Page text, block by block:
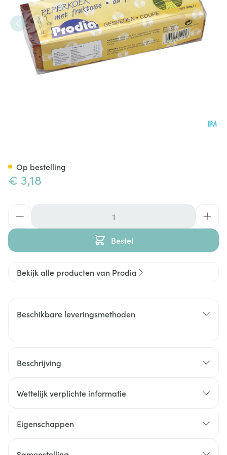
€ 3,18
Bestel
Op bestelling
Bekijk alle producten van Prodia
Beschikbare leveringsmethoden
Beschrijving
Wettelijk verplichte informatie
Eigenschappen